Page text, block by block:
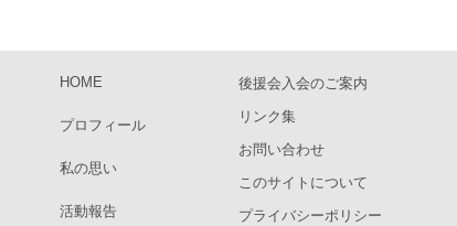
HOME
プロフィール
私の思い
活動報告
後援会入会のご案内
リンク集
お問い合わせ
このサイトについて
プライバシーポリシー